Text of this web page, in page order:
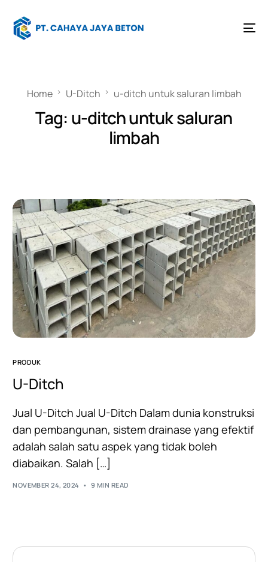
Home U-Ditch u-ditch untuk saluran limbah
Tag: u-ditch untuk saluran
limbah
PRODUK
U-Ditch
Jual U-Ditch Jual U-Ditch Dalam dunia konstruksi
dan pembangunan, sistem drainase yang efektif
adalah salah satu aspek yang tidak boleh
diabaikan. Salah […]
NOVEMBER 24, 2024 9 MIN READ